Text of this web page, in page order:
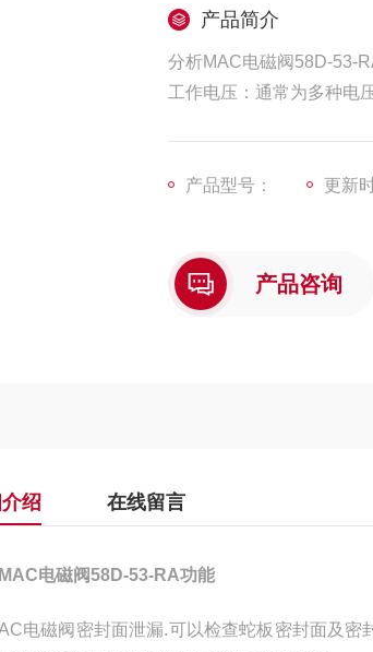
产品简介
分析MAC电磁阀58D-53-
工作电压：通常为多种电
产品型号：
更新
产品咨询
绍 在线留言
电磁阀58D-53-RA功能
电磁阀密封面泄漏.可以检查蛇板密封面及